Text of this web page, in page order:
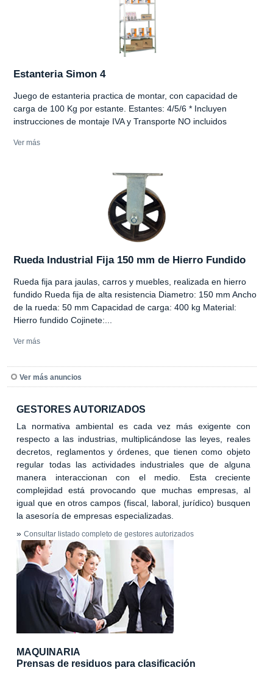
Estanteria Simon 4
Juego de estanteria practica de montar, con capacidad de
carga de 100 Kg por estante. Estantes: 4/5/6 * Incluyen
instrucciones de montaje IVA y Transporte NO incluidos
Ver más
Rueda Industrial Fija 150 mm de Hierro Fundido
Rueda fija para jaulas, carros y muebles, realizada en hierro
fundido Rueda fija de alta resistencia Diametro: 150 mm Ancho
de la rueda: 50 mm Capacidad de carga: 400 kg Material:
Hierro fundido Cojinete:...
Ver más
Ver más anuncios
GESTORES AUTORIZADOS
La normativa ambiental es cada vez más exigente con
respecto a las industrias, multiplicándose las leyes, reales
decretos, reglamentos y órdenes, que tienen como objeto
regular todas las actividades industriales que de alguna
manera interaccionan con el medio. Esta creciente
complejidad está provocando que muchas empresas, al
igual que en otros campos (fiscal, laboral, jurídico) busquen
la asesoría de empresas especializadas.
» Consultar listado completo de gestores autorizados
MAQUINARIA
Prensas de residuos para clasificación